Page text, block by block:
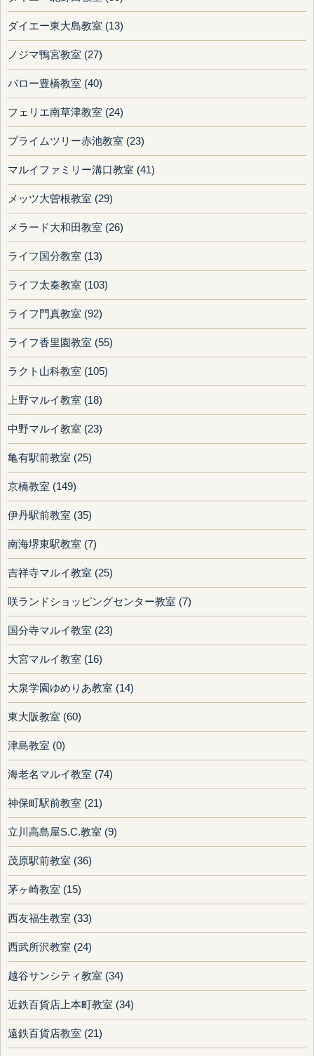
ダイエー東大島教室 (13)
ノジマ鴨宮教室 (27)
バロー豊橋教室 (40)
フェリエ南草津教室 (24)
プライムツリー赤池教室 (23)
マルイファミリー溝口教室 (41)
メッツ大曽根教室 (29)
メラード大和田教室 (26)
ライフ国分教室 (13)
ライフ太秦教室 (103)
ライフ門真教室 (92)
ライフ香里園教室 (55)
ラクト山科教室 (105)
上野マルイ教室 (18)
中野マルイ教室 (23)
亀有駅前教室 (25)
京橋教室 (149)
伊丹駅前教室 (35)
南海堺東駅教室 (7)
吉祥寺マルイ教室 (25)
咲ランドショッピングセンター教室 (7)
国分寺マルイ教室 (23)
大宮マルイ教室 (16)
大泉学園ゆめりあ教室 (14)
東大阪教室 (60)
津島教室 (0)
海老名マルイ教室 (74)
神保町駅前教室 (21)
立川高島屋S.C.教室 (9)
茂原駅前教室 (36)
茅ヶ崎教室 (15)
西友福生教室 (33)
西武所沢教室 (24)
越谷サンシティ教室 (34)
近鉄百貨店上本町教室 (34)
遠鉄百貨店教室 (21)